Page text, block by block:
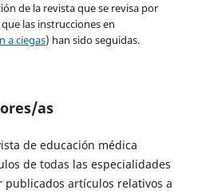
de la revista que se revisa por
las instrucciones en
a ciegas) han sido seguidas.
as
de educación médica
de todas las especialidades
publicados artículos relativos a